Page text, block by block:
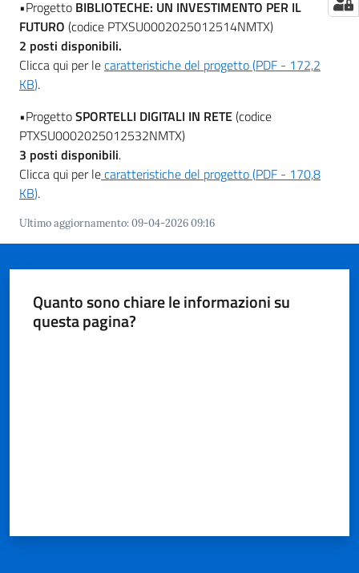
Contatti
e
orari
Seguici
su
•Progetto BIBLIOTECHE: UN INVESTIMENTO PER IL
FUTURO (codice PTXSU0002025012514NMTX)
2 posti disponibili.
Clicca qui per lecaratteristiche del progetto(PDF - 172,2
KB).
•ProgettoSPORTELLI DIGITALI IN RETE(codice
PTXSU0002025012532NMTX)
3 posti disponibili.
Clicca qui per lecaratteristiche del progetto(PDF - 170,8
KB).
Ultimo aggiornamento:09-04-2026 09:16
Quanto sono chiare le informazioni su
questa pagina?